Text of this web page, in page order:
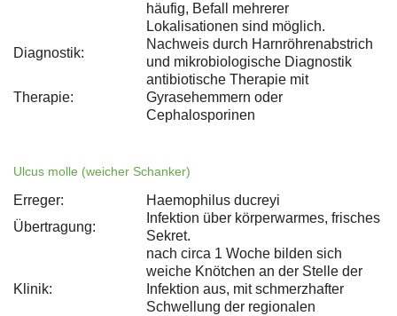
häufig, Befall mehrerer
Lokalisationen sind möglich.
Diagnostik:
Nachweis durch Harnröhrenabstrich
und mikrobiologische Diagnostik
Therapie:
antibiotische Therapie mit
Gyrasehemmern oder
Cephalosporinen
Ulcus molle (weicher Schanker)
Erreger:
Haemophilus ducreyi
Übertragung:
Infektion über körperwarmes, frisches
Sekret.
Klinik:
nach circa 1 Woche bilden sich
weiche Knötchen an der Stelle der
Infektion aus, mit schmerzhafter
Schwellung der regionalen